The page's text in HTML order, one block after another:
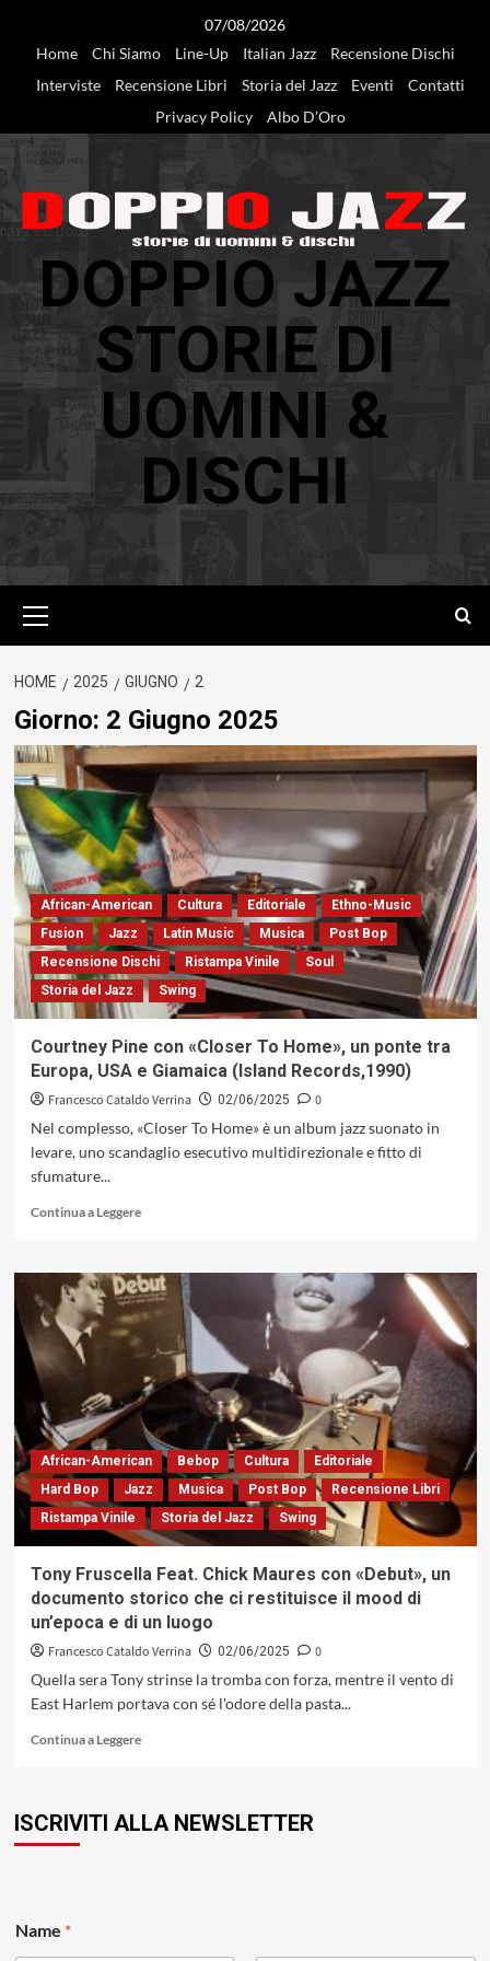
07/08/2026
Home
Chi Siamo Line-Up Italian Jazz
Recensione Dischi
Interviste
Recensione Libri Storia del Jazz Eventi
Contatti
Privacy Policy
Albo D’Oro
DOPPIO JAZZ
STORIE DI
UOMINI &
DISCHI
principale
HOME 2025 GIUGNO 2
Giorno: 2 Giugno 2025
African-American Cultura Editoriale
Ethno-Music
Fusion
Jazz Latin Music Musica
Post Bop
Recensione Dischi
Ristampa Vinile
Soul
Storia del Jazz
Swing
Courtney Pine con «Closer To Home», un ponte tra
Europa, USA e Giamaica (Island Records,1990)
Francesco Cataldo Verrina 02/06/2025
0
Nel complesso, «Closer To Home» è un album jazz suonato in
levare, uno scandaglio esecutivo multidirezionale e fitto di
sfumature...
Continua a LeggereLeggi
su
Courtney
Pine
«Closer
To
Home»,
un
ponte
tra
Europa,
USA
e
Giamaica
Records,1990)
African-American Bebop Cultura
Editoriale
Hard Bop
Jazz Musica Post Bop
Recensione Libri
Ristampa Vinile
Storia del Jazz Swing
Tony Fruscella Feat. Chick Maures con «Debut», un
documento storico che ci restituisce il mood di
un’epoca e di un luogo
Francesco Cataldo Verrina 02/06/2025
0
Quella sera Tony strinse la tromba con forza, mentre il vento di
East Harlem portava con sé l'odore della pasta...
Continua a LeggereLeggi
Tony
ISCRIVITI ALLA NEWSLETTER
*
*
Name *